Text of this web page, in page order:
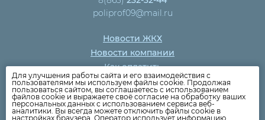
poliprof09@mail.ru
Новости ЖКХ
Новости компании
Как оплатить
Дома
Раскрытие информации
Вопросы
Для улучшения работы сайта и его взаимодействия с
пользователями мы используем файлы cookie. Продолжая
пользоваться сайтом, вы соглашаетесь с использованием
файлов cookie и выражаете своё согласие на обработку ваших
персональных данных с использованием сервиса веб-
аналитики. Вы всегда можете отключить файлы cookie в
настройках браузера. Оператор использует информацию,